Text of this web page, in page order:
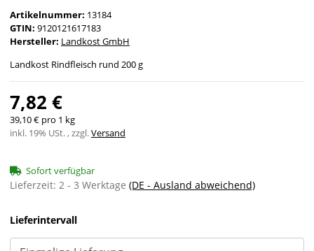
Artikelnummer: 13184
GTIN: 9120121617183
Hersteller: Landkost GmbH
Landkost Rindfleisch rund 200 g
7,82 €
39,10 € pro 1 kg
inkl. 19% USt. , zzgl.Versand
Sofort verfügbar
Lieferzeit: 2 - 3 Werktage (DE - Ausland abweichend)
Lieferintervall